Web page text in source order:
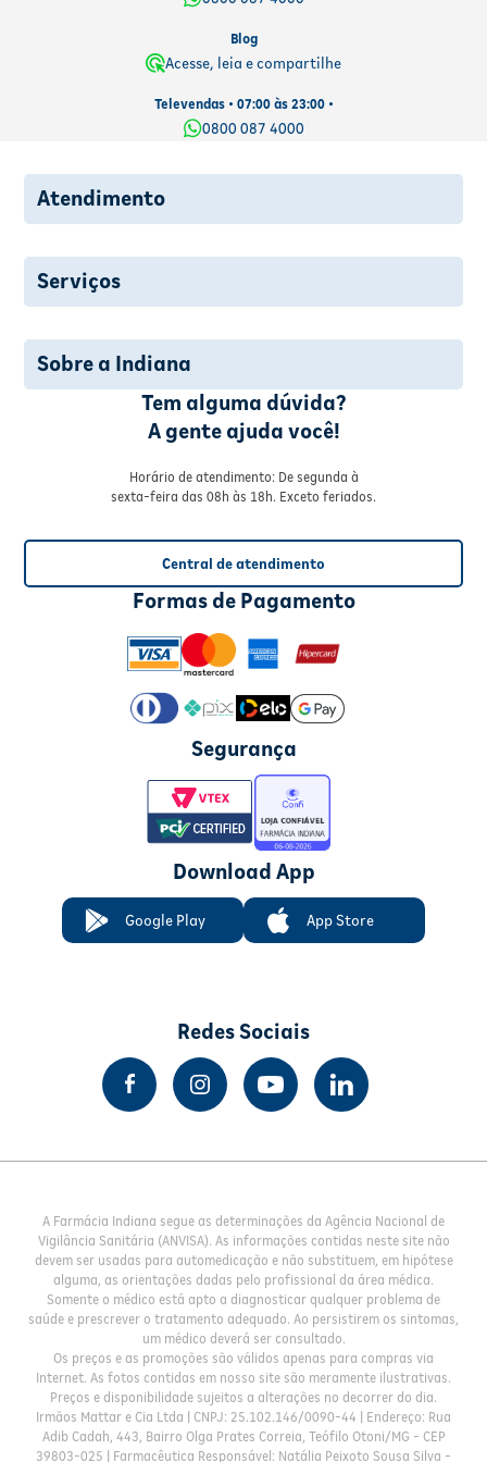
Blog
Acesse, leia e compartilhe
Televendas • 07:00 às 23:00 •
0800 087 4000
Atendimento
Serviços
Sobre a Indiana
Tem alguma dúvida?
A gente ajuda você!
Horário de atendimento: De segunda à
sexta-feira das 08h às 18h. Exceto feriados.
Central de atendimento
Formas de Pagamento
Segurança
Download App
Google Play App Store
Redes Sociais
A Farmácia Indiana segue as determinações da Agência Nacional de
Vigilância Sanitária (ANVISA). As informações contidas neste site não
devem ser usadas para automedicação e não substituem, em hipótese
alguma, as orientações dadas pelo profissional da área médica.
Somente o médico está apto a diagnosticar qualquer problema de
saúde e prescrever o tratamento adequado. Ao persistirem os sintomas,
um médico deverá ser consultado.
Os preços e as promoções são válidos apenas para compras via
Internet. As fotos contidas em nosso site são meramente ilustrativas.
Preços e disponibilidade sujeitos a alterações no decorrer do dia.
Irmãos Mattar e Cia Ltda | CNPJ: 25.102.146/0090-44 | Endereço: Rua
Adib Cadah, 443, Bairro Olga Prates Correia, Teófilo Otoni/MG - CEP
39803-025 | Farmacêutica Responsável: Natália Peixoto Sousa Silva -